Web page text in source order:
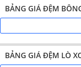
BẢNG GIÁ ĐỆM
BẢNG GIÁ ĐỆM LÒ